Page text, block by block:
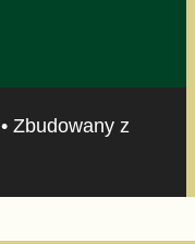
• Zbudowany z